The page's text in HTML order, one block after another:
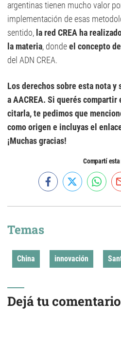
argentinas tienen mucho valor
implementación de esas
sentido, la red CREA ha
la materia, dondeel concepto
del ADN CREA.
Los derechos sobre esta nota
a AACREA. Si querés
citarla, te pedimos que
como origen e incluyas el
¡Muchas gracias!
Compartí esta
Temas
China innovación
Dejá tu comentario